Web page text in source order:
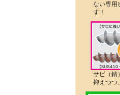
ない専用
す！
サビ（錆
抑えつつ